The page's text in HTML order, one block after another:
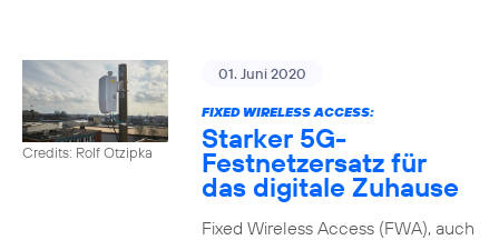
Credits: Rolf Otzipka
01. Juni 2020
FIXED WIRELESS ACCESS:
Starker 5G-
Festnetzersatz für
das digitale Zuhause
Fixed Wireless Access (FWA), auch